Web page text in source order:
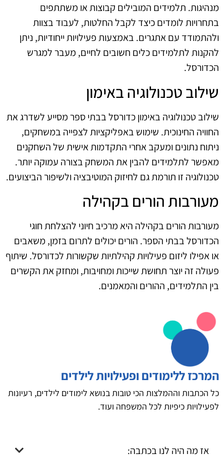
מנהיגות. תלמידים המובילים קבוצות או משתתפים
בתחרויות לומדים כיצד לקבל החלטות, לעבוד בצוות
ולהתמודד עם אתגרים. באמצעות פעילויות ייחודיות, ניתן
להקנות לתלמידים כלים חשובים לחיים, מעבר למגרש
הכדורסל.
שילוב טכנולוגיה באימון
שילוב טכנולוגיה באימון כדורסל בבתי ספר מסייע לשדרג את
החוויה החינוכית. שימוש באפליקציות לצפייה במשחקים,
ניתוח נתונים ומעקב אחרי התקדמות אישית של השחקנים
מאפשר לתלמידים להבין את המשחק בצורה עמוקה יותר.
טכנולוגיה זו תורמת גם לחיזוק המוטיבציה ולשיפור הביצועים.
מעורבות הורים בקהילה
מעורבות הורים בקהילה היא מרכיב חיוני להצלחת חוגי
הכדורסל בבתי הספר. הורים יכולים לתרום בזמן, משאבים
או אפילו ליזום פעילויות קהילתיות שקשורות לכדורסל. שיתוף
פעולה זה יוצר תחושת שייכות ומחויבות, ומחזק את הקשרים
בין התלמידים, ההורים והמאמנים.
המרכז ללימודים ופעילויות לילדים
כל הכתבות וההמלצות הכי טובות בנושא לימודים לילדים, רעיונות
לפעילויות כיפיות לכל המשפחה ועוד.
אז מה היה לנו בכתבה: